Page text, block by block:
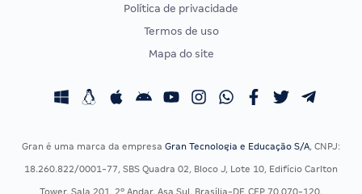
CONCURSOS POR PROFISSÃO
Concursos Fiscais
EXAME DE ORDEM
Calendário OAB
Política de privacidade
Termos de uso
Mapa do site
Gran é uma marca da empresa Gran Tecnologia e Educação S/A, CNPJ:
18.260.822/0001-77, SBS Quadra 02, Bloco J, Lote 10, Edifício Carlton
Tower, Sala 201, 2º Andar, Asa Sul, Brasília-DF, CEP 70.070-120.